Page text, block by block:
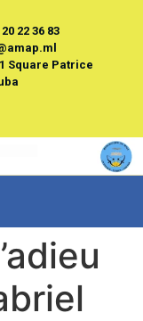
22 36 83
Square Patrice